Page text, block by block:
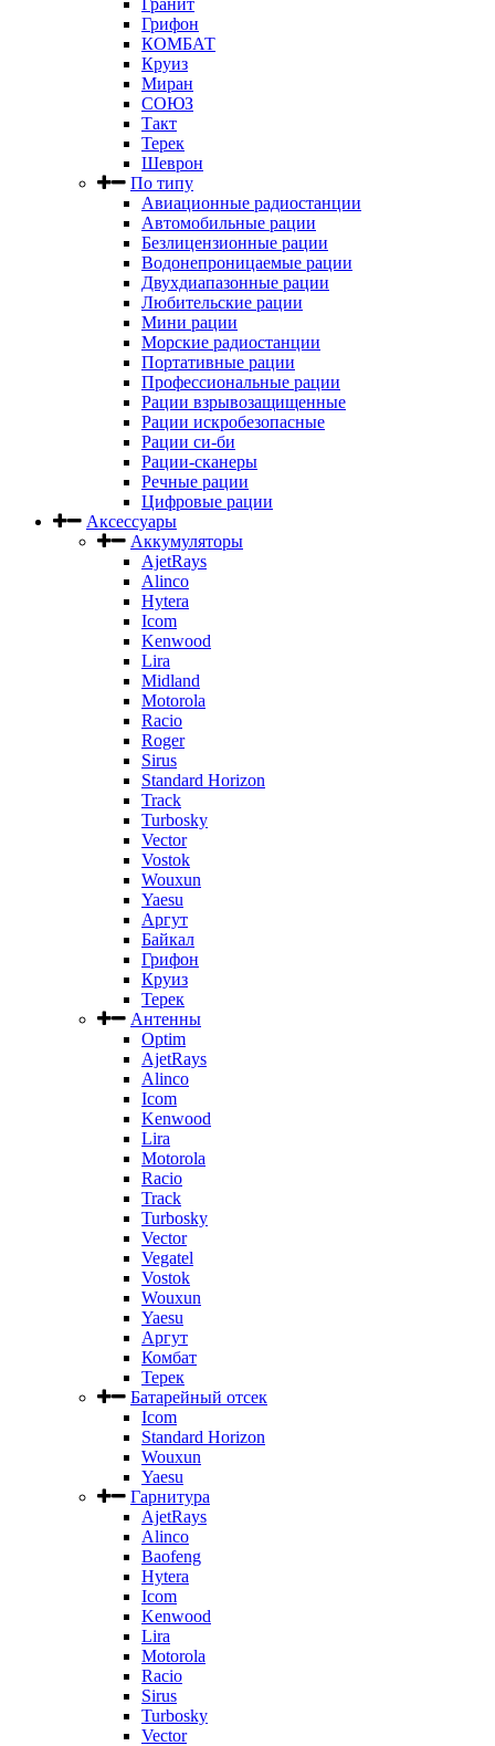
Гранит
Грифон
КОМБАТ
Круиз
Миран
СОЮЗ
Такт
Терек
Шеврон
По типу
Авиационные радиостанции
Автомобильные рации
Безлицензионные рации
Водонепроницаемые рации
Двухдиапазонные рации
Любительские рации
Мини рации
Морские радиостанции
Портативные рации
Профессиональные рации
Рации взрывозащищенные
Рации искробезопасные
Рации си-би
Рации-сканеры
Речные рации
Цифровые рации
Аксессуары
Аккумуляторы
AjetRays
Alinco
Hytera
Icom
Kenwood
Lira
Midland
Motorola
Racio
Roger
Sirus
Standard Horizon
Track
Turbosky
Vector
Vostok
Wouxun
Yaesu
Аргут
Байкал
Грифон
Круиз
Терек
Антенны
Optim
AjetRays
Alinco
Icom
Kenwood
Lira
Motorola
Racio
Track
Turbosky
Vector
Vegatel
Vostok
Wouxun
Yaesu
Аргут
Комбат
Терек
Батарейный отсек
Icom
Standard Horizon
Wouxun
Yaesu
Гарнитура
AjetRays
Alinco
Baofeng
Hytera
Icom
Kenwood
Lira
Motorola
Racio
Sirus
Turbosky
Vector